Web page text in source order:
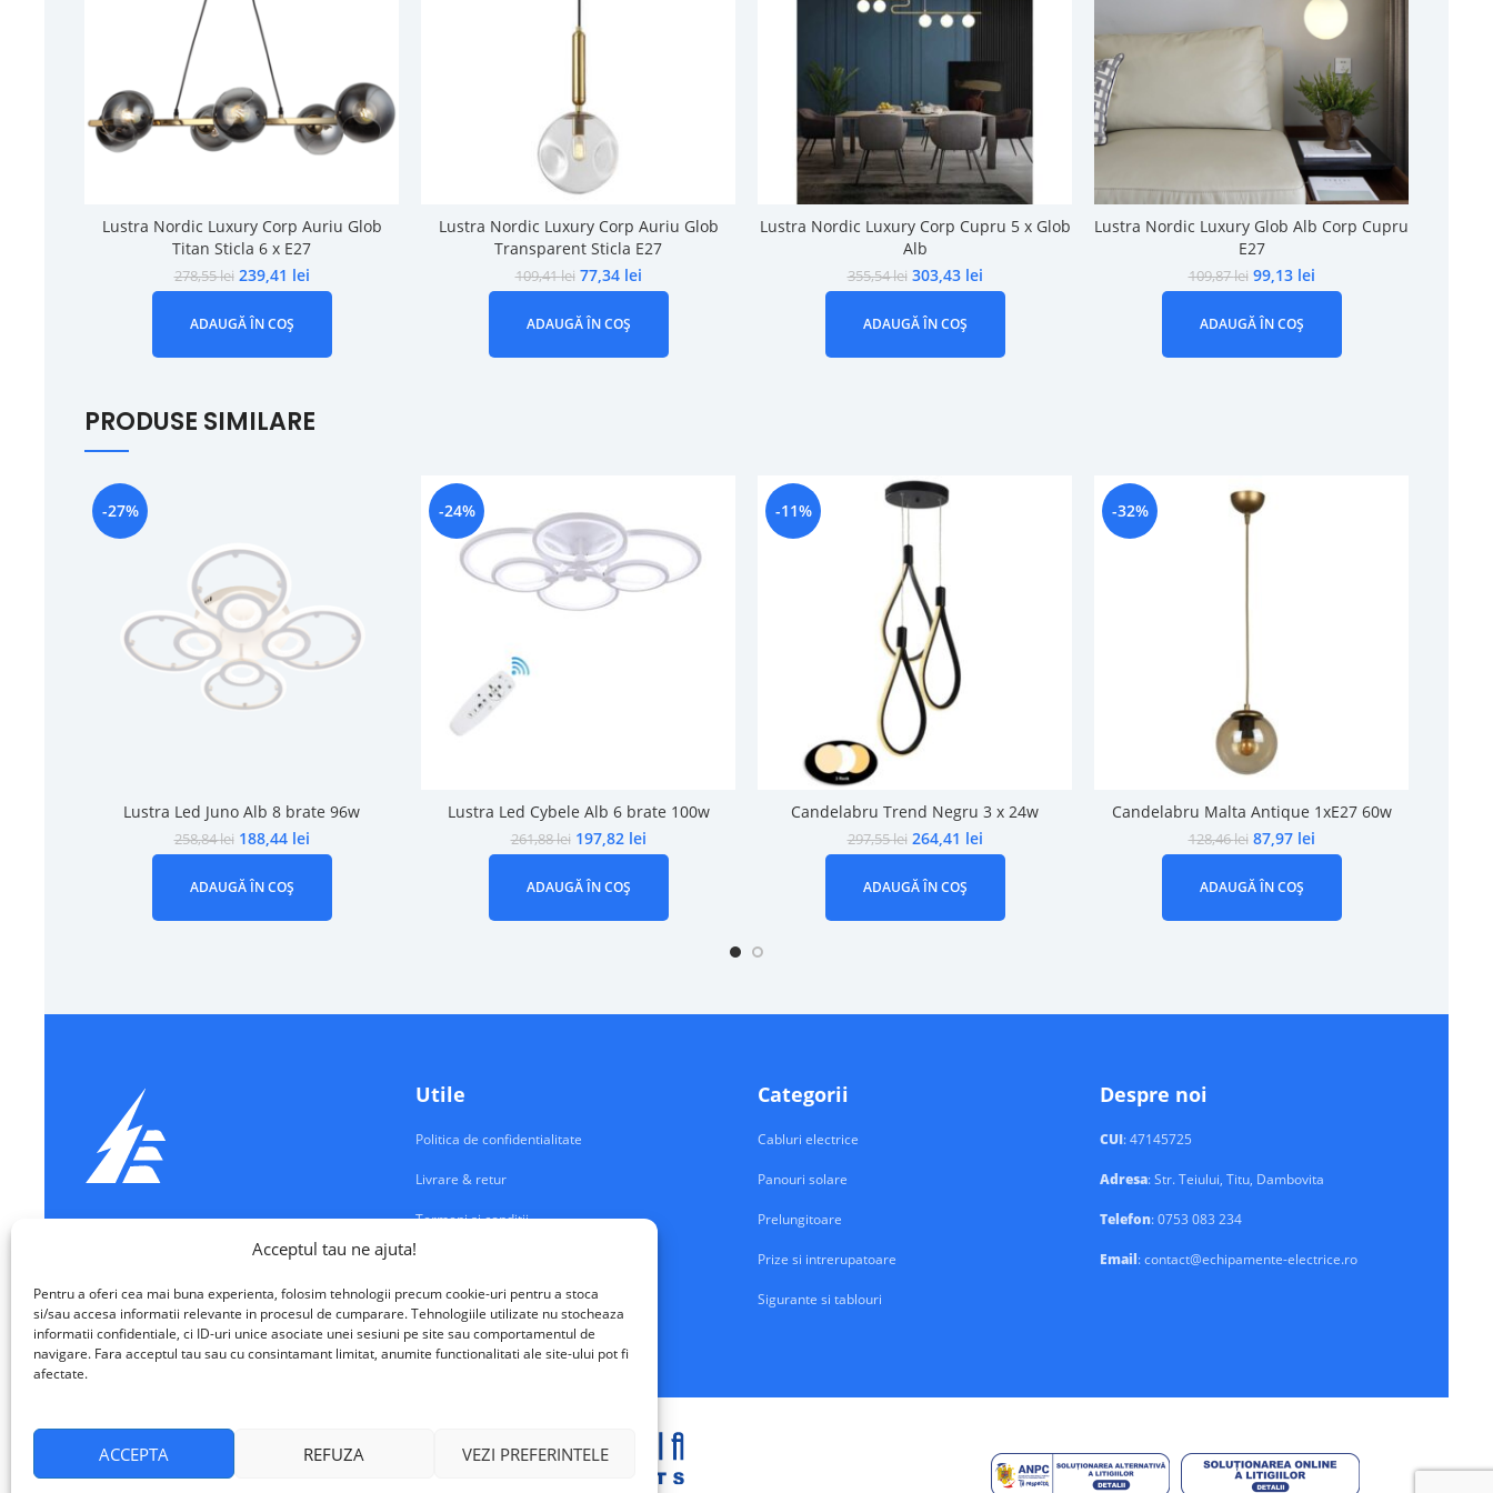
Acceptul tau ne ajuta!
Pentru a oferi cea mai buna experienta, folosim tehnologii precum cookie-uri pentru a stoca
si/sau accesa informatii relevante in procesul de cumparare. Tehnologiile utilizate nu stocheaza
informatii confidentiale, ci ID-uri unice asociate unei sesiuni pe site sau comportamentul de
navigare. Fara acceptul tau sau cu consintamant limitat, anumite functionalitati ale site-ului pot fi
afectate.
ACCEPTA REFUZA VEZI PREFERINTELE
Lustra Nordic Luxury Corp Auriu Glob
Titan Sticla 6 x E27
278,55lei 239,41 lei
ADAUGĂ ÎN COȘ
Lustra Nordic Luxury Corp Auriu Glob
Transparent Sticla E27
109,41lei 77,34 lei
ADAUGĂ ÎN COȘ
Lustra Nordic Luxury Corp Cupru 5 x Glob
Alb
355,54lei 303,43 lei
ADAUGĂ ÎN COȘ
Lustra Nordic Luxury Glob Alb Corp Cupru
E27
109,87lei 99,13 lei
ADAUGĂ ÎN COȘ
PRODUSE SIMILARE
-27%
Lustra Led Juno Alb 8 brate 96w
258,84lei 188,44 lei
ADAUGĂ ÎN COȘ
-24%
Lustra Led Cybele Alb 6 brate 100w
261,88lei 197,82 lei
ADAUGĂ ÎN COȘ
-11%
Candelabru Trend Negru 3 x 24w
297,55lei 264,41 lei
ADAUGĂ ÎN COȘ
-32%
Candelabru Malta Antique 1xE27 60w
128,46lei 87,97 lei
ADAUGĂ ÎN COȘ
Echipamente Electrice
Utile
Politica de confidentialitate
Livrare & retur
Termeni si conditii
Contul meu
Contact
Categorii
Cabluri electrice
Panouri solare
Prelungitoare
Prize si intrerupatoare
Sigurante si tablouri
Despre noi
CUI: 47145725
Adresa: Str. Teiului, Titu, Dambovita
Telefon: 0753 083 234
Email: contact@echipamente-electrice.ro
VALM Electrical Solutions © 2026